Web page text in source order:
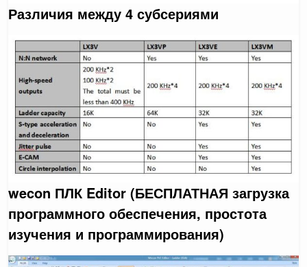
Различия между 4 субсериями
wecon ПЛК Editor (БЕСПЛАТНАЯ загрузка
программного обеспечения, простота
изучения и программирования)